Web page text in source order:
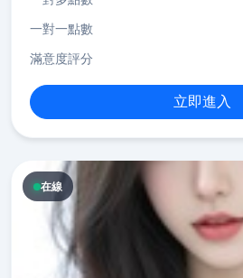
一對一點數
滿意度評分
立即進入
在線